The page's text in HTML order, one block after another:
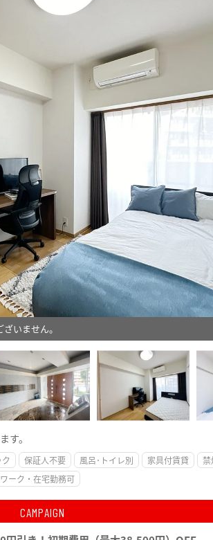
いません。
す。
保証人不要 風呂･トイレ別 家具付賃貸
禁
ーク・在宅勤務可
CAMPAIGN